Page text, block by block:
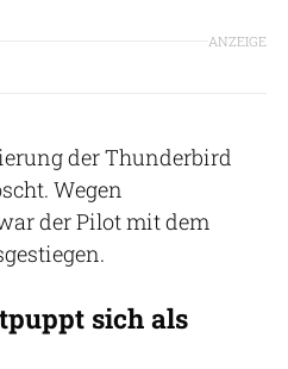
ANZEIGE
der Thunderbird
Wegen
der Pilot mit dem
sich als